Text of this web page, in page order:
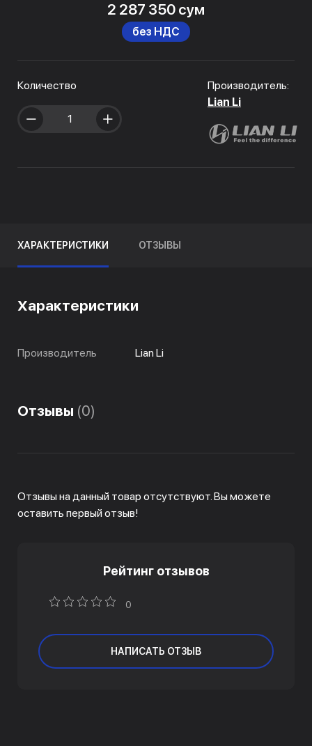
2 287 350 сум
без НДС
Количество
Производитель:
Lian Li
ХАРАКТЕРИСТИКИ ОТЗЫВЫ
Характеристики
Производитель Lian Li
Отзывы (0)
Отзывы на данный товар отсутствуют. Вы можете
оставить первый отзыв!
Рейтинг отзывов
0
НАПИСАТЬ ОТЗЫВ